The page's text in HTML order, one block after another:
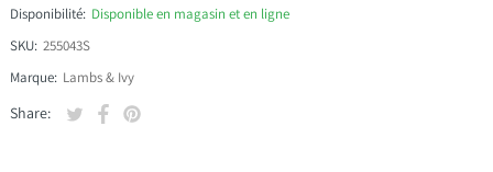
Disponibilité: Disponible en magasin et en ligne
SKU: 255043S
Marque: Lambs & Ivy
Share: Tweeter sur Twitter
S'ouvre dans une nouvelle fenêtre.
Partager sur Facebook
S'ouvre dans une nouvelle fenêtre.
Épingler sur Pinterest
S'ouvre dans une nouvelle fenêtre.